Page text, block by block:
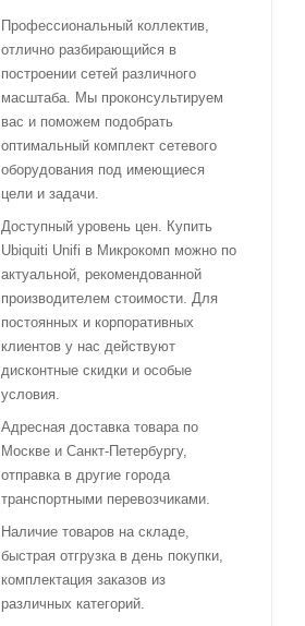
Профессиональный коллектив,
отлично разбирающийся в
построении сетей различного
масштаба. Мы проконсультируем
вас и поможем подобрать
оптимальный комплект сетевого
оборудования под имеющиеся
цели и задачи.
Доступный уровень цен. Купить
Ubiquiti Unifi в Микрокомп можно по
актуальной, рекомендованной
производителем стоимости. Для
постоянных и корпоративных
клиентов у нас действуют
дисконтные скидки и особые
условия.
Адресная доставка товара по
Москве и Санкт-Петербургу,
отправка в другие города
транспортными перевозчиками.
Наличие товаров на складе,
быстрая отгрузка в день покупки,
комплектация заказов из
различных категорий.